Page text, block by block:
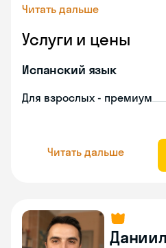
Читать дальше
Услуги и цены
Испанский язык
Для взрослых - премиум
Читать дальше
Даниил